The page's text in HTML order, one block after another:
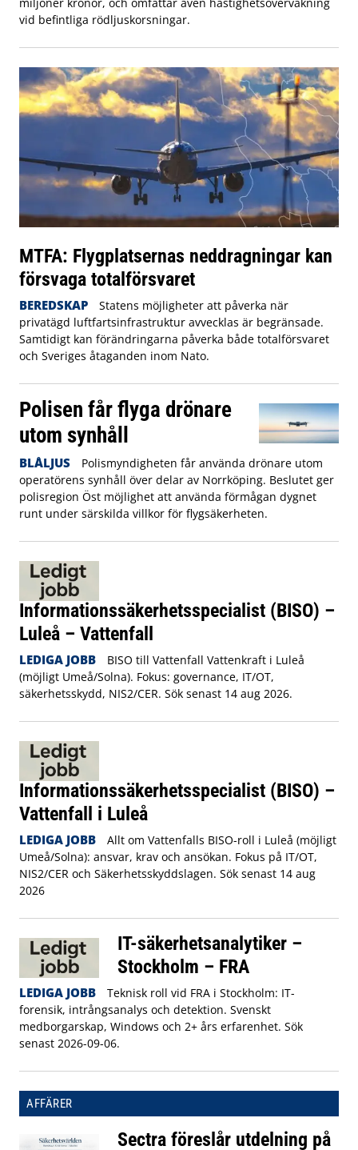
vid befintliga rödljuskorsningar.
MTFA: Flygplatsernas neddragningar kan
försvaga totalförsvaret
BEREDSKAP
Statens möjligheter att påverka när
privatägd luftfartsinfrastruktur avvecklas är begränsade.
Samtidigt kan förändringarna påverka både totalförsvaret
och Sveriges åtaganden inom Nato.
Polisen får flyga drönare
utom synhåll
BLÅLJUS
Polismyndigheten får använda drönare utom
operatörens synhåll över delar av Norrköping. Beslutet ger
polisregion Öst möjlighet att använda förmågan dygnet
runt under särskilda villkor för flygsäkerheten.
Informationssäkerhetsspecialist (BISO) –
Luleå – Vattenfall
LEDIGA JOBB
BISO till Vattenfall Vattenkraft i Luleå
(möjligt Umeå/Solna). Fokus: governance, IT/OT,
säkerhetsskydd, NIS2/CER. Sök senast 14 aug 2026.
Informationssäkerhetsspecialist (BISO) –
Vattenfall i Luleå
LEDIGA JOBB
Allt om Vattenfalls BISO-roll i Luleå (möjligt
Umeå/Solna): ansvar, krav och ansökan. Fokus på IT/OT,
NIS2/CER och Säkerhetsskyddslagen. Sök senast 14 aug
2026
IT-säkerhetsanalytiker –
Stockholm – FRA
LEDIGA JOBB
Teknisk roll vid FRA i Stockholm: IT-
forensik, intrångsanalys och detektion. Svenskt
medborgarskap, Windows och 2+ års erfarenhet. Sök
senast 2026-09-06.
AFFÄRER
Sectra föreslår utdelning på